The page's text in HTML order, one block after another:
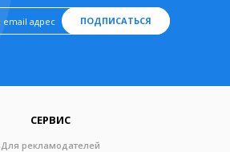
ПОДПИСАТЬСЯ
СЕРВИС
Для рекламодателей